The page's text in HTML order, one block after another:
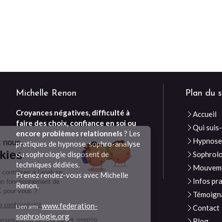
Continuer sans accepter
Bonjour c'est nous...
Les Cookies
Notre rôle est de contribuer à l'analyse
du trafic et au bon fonctionnement de
ce site. C'est OK pour vous ?
Lire la politique de confidentialité
Consentements certifiés par
Michelle Renon
Croyances négatives, difficulté à
faire des choix, confiance en soi ou
encore problèmes relationnels? Les
pratiques de hypnose, sophro-analyse
ou sophrologie disposent de
techniques dédiées.
Prenez rendez-vous avec Michelle
Renon.
Lien ami :www.federation-
sophrologie.org
Plan du
Accueil
Qui
Hypnose
Infos
Contact